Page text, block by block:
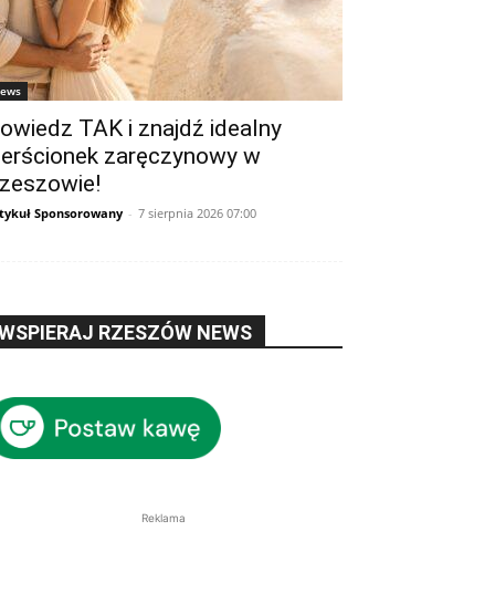
TAK i znajdź idealny
zaręczynowy w
Sponsorowany - 7 sierpnia 2026 07:00
RZESZÓW NEWS
Reklama